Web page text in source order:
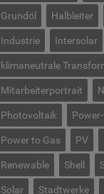
Grundöl Halbleiter
Industrie Intersolar
klimaneutrale
Mitarbeiterportrait
Photovoltaik
Power to Gas PV
Renewable Shell
Solar Stadtwerke